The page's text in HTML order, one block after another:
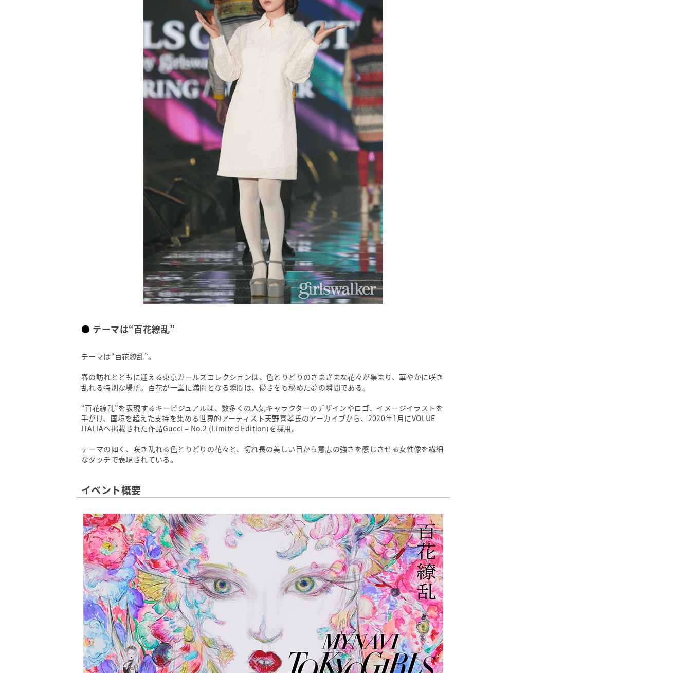
テーマは“百花繚乱”
テーマは“百花繚乱”。
春の訪れとともに迎える東京ガールズコレクションは、色とりどりのさまざまな花々が集まり、華やかに咲き
乱れる特別な場所。百花が一堂に満開となる瞬間は、儚さをも秘めた夢の瞬間である。
“百花繚乱”を表現するキービジュアルは、数多くの人気キャラクターのデザインやロゴ、イメージイラストを
手がけ、国境を超えた支持を集める世界的アーティスト天野喜孝氏のアーカイブから、2020年1月にVOLUE
ITALIAへ掲載された作品Gucci – No.2 (Limited Edition)を採用。
テーマの如く、咲き乱れる色とりどりの花々と、切れ長の美しい目から意志の強さを感じさせる女性像を繊細
なタッチで表現されている。
イベント概要